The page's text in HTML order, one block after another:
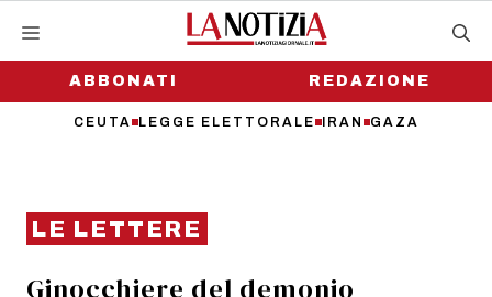
contenutoABBONATI
CEUTA LEGGE ELETTORALE IRAN GAZA
REDAZIONE
LE LETTERE
Ginocchiere del demonio